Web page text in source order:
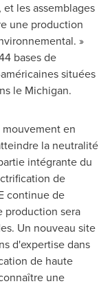
les assemblages
une production
»
bases de
situées
le Michigan.
en
la neutralité
intégrante du
de
continue de
production sera
Un nouveau site
d'expertise dans
de haute
une